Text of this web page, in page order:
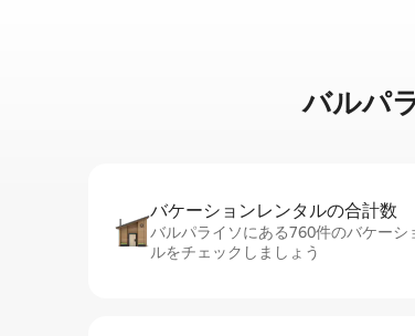
バルパ
バケーションレ⁠ン⁠タ⁠ル⁠の合⁠計⁠数
バルパライソにある760件のバケーシ
ルをチェックしましょう